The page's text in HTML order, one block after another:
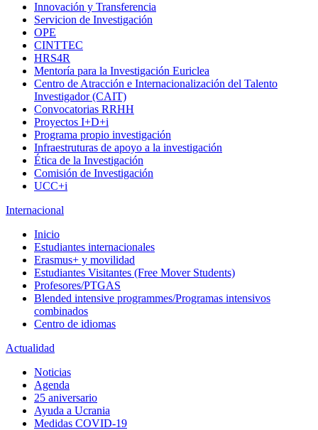
Innovación y Transferencia
Servicion de Investigación
OPE
CINTTEC
HRS4R
Mentoría para la Investigación Euriclea
Centro de Atracción e Internacionalización del Talento
Investigador (CAIT)
Convocatorias RRHH
Proyectos I+D+i
Programa propio investigación
Infraestruturas de apoyo a la investigación
Ética de la Investigación
Comisión de Investigación
UCC+i
Internacional
Inicio
Estudiantes internacionales
Erasmus+ y movilidad
Estudiantes Visitantes (Free Mover Students)
Profesores/PTGAS
Blended intensive programmes/Programas intensivos
combinados
Centro de idiomas
Actualidad
Noticias
Agenda
25 aniversario
Ayuda a Ucrania
Medidas COVID-19